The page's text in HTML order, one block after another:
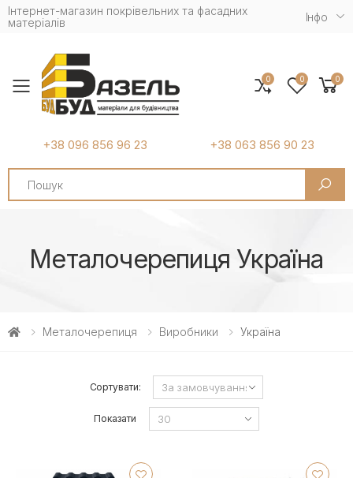
Інтернет-магазин покрівельних та фасадних
матеріалів
Iнфо
Toggle mobile menu
+38 096 856 96 23 +38 063 856 90 23
Search
0 0 0
Металочерепиця Україна
Металочерепиця Виробники Україна
Сортувати:
Показати